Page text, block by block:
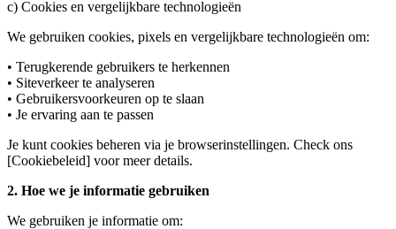
c) Cookies en vergelijkbare technologieën
We gebruiken cookies, pixels en vergelijkbare technologieën om:
• Terugkerende gebruikers te herkennen
• Siteverkeer te analyseren
• Gebruikersvoorkeuren op te slaan
• Je ervaring aan te passen
Je kunt cookies beheren via je browserinstellingen. Check ons
[Cookiebeleid] voor meer details.
2. Hoe we je informatie gebruiken
We gebruiken je informatie om: